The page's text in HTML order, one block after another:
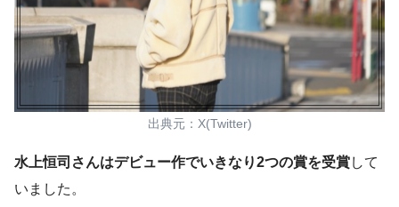
出典元：X(Twitter)
水上恒司さんはデビュー作でいきなり2つの賞を受賞して
いました。